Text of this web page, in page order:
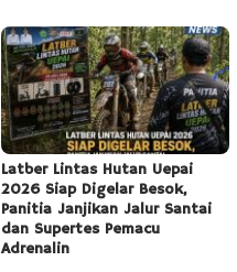
Latber Lintas Hutan Uepai
2026 Siap Digelar Besok,
Panitia Janjikan Jalur Santai
dan Supertes Pemacu
Adrenalin